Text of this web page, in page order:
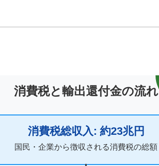
消費税と輸出還付金の流れ
消費税総収入: 約23兆円
国民・企業から徴収される消費税の総額